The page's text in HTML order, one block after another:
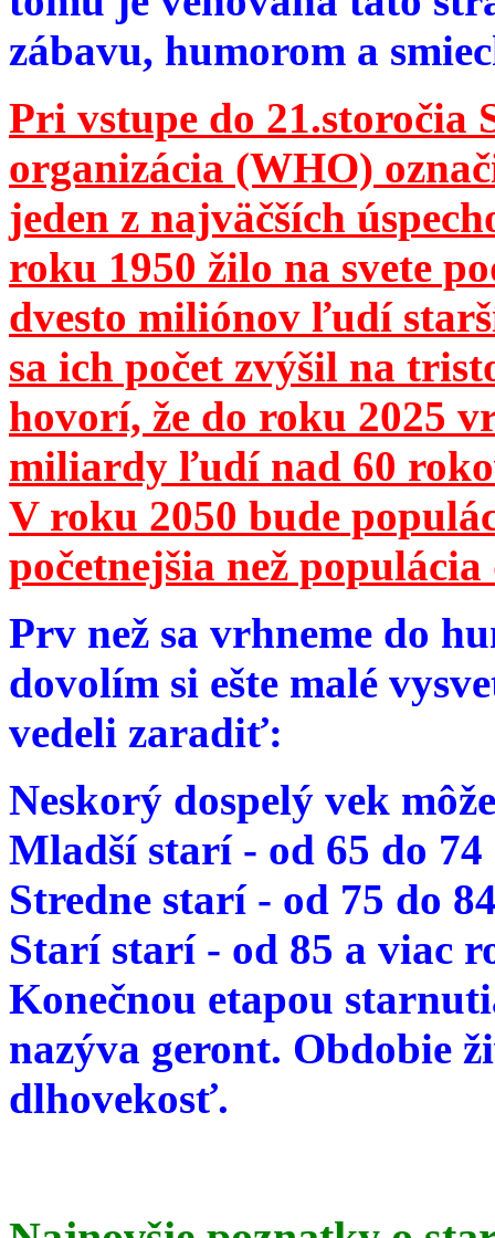
zábavu, humorom a
Pri vstupe do 21.storočia
organizácia (WHO)
jeden z najväčších
roku 1950 žilo na svete
dvesto miliónov ľudí
sa ich počet zvýšil na
hovorí, že do roku 2025
miliardy ľudí nad 60
V roku 2050 bude
početnejšia než
Prv než sa vrhneme do
dovolím si ešte malé
vedeli zaradiť:
Neskorý dospelý vek
Mladší starí - od 65 do
Stredne starí - od 75 do
Starí starí - od 85 a viac
Konečnou etapou
nazýva geront. Obdobie
dlhovekosť.